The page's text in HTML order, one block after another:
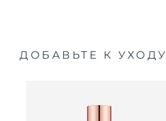
ДОБАВЬТЕ К УХОДУ